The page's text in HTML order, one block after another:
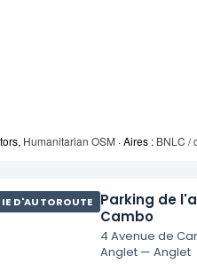
Humanitarian OSM · Aires : BNLC /
D'AUTOROUTE
Parking de
Cambo
4 Avenue de
Anglet — Anglet